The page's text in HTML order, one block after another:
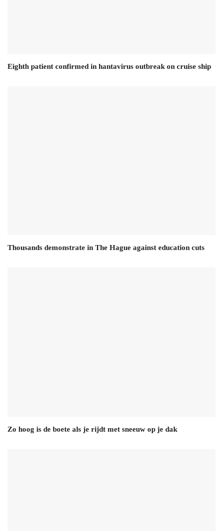
Eighth patient confirmed in hantavirus outbreak on cruise ship
Thousands demonstrate in The Hague against education cuts
Zo hoog is de boete als je rijdt met sneeuw op je dak